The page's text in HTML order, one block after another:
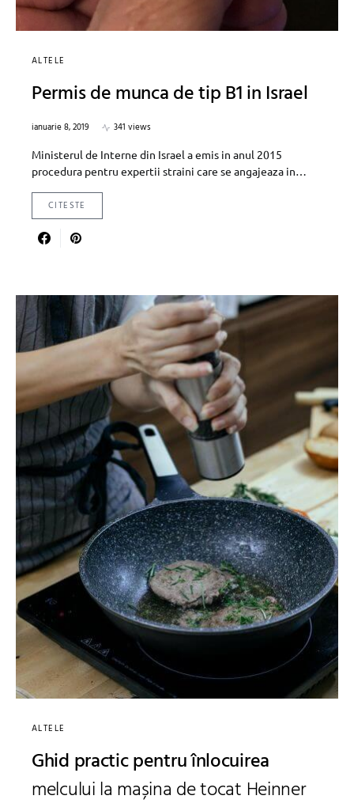
ALTELE
Permis de munca de tip B1 in Israel
ianuarie 8, 2019
341 views
Ministerul de Interne din Israel a emis in anul 2015
procedura pentru expertii straini care se angajeaza in…
CITESTE
ALTELE
Ghid practic pentru înlocuirea
melcului la mașina de tocat Heinner